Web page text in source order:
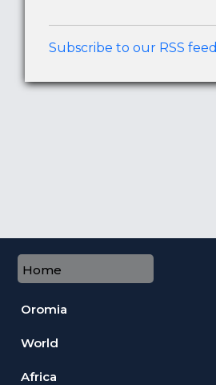
Subscribe to our RSS feed
Home
Oromia
World
Africa